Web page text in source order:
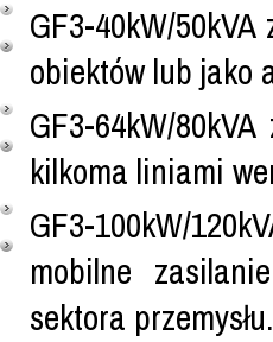
GF3-40kW/
obiektów lub jako
GF3-64kW/
kilkoma liniami
GF3-100kW/
mobilne
sektora przemysłu.